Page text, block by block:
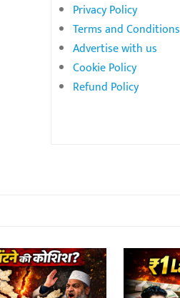
Privacy Policy
Terms and Conditions
Advertise with us
Cookie Policy
Refund Policy